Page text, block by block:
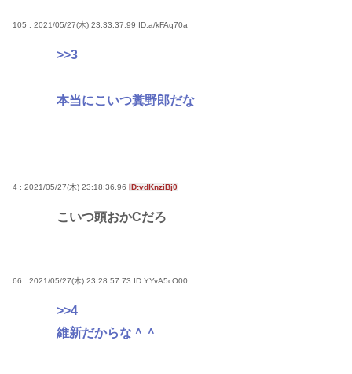
105 : 2021/05/27(木) 23:33:37.99 ID:a/kFAq70a
>>3
本当にこいつ糞野郎だな
4 : 2021/05/27(木) 23:18:36.96 ID:vdKnziBj0
こいつ頭おかCだろ
66 : 2021/05/27(木) 23:28:57.73 ID:YYvA5cO00
>>4
維新だからな＾＾